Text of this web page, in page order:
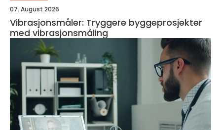
07. August 2026
Vibrasjonsmåler: Tryggere byggeprosjekter
med vibrasjonsmåling